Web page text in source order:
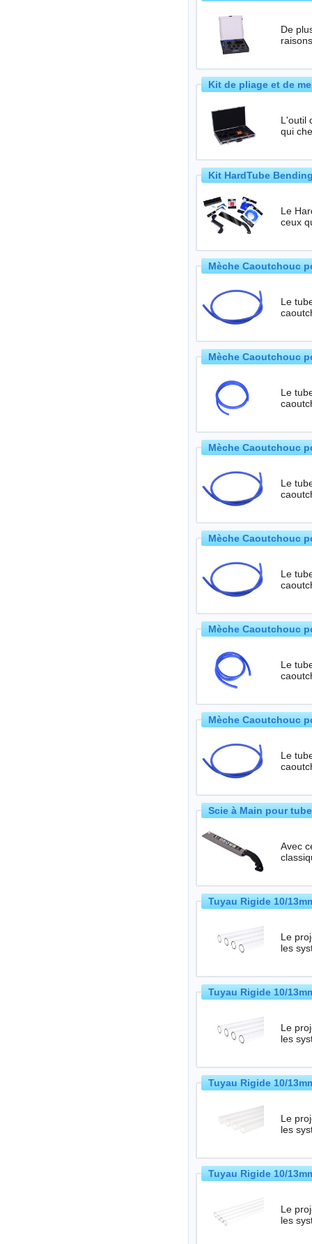
De
Kit de pliage et de
L'outil
qui
Kit HardTube
Le
Mèche Caoutchouc
Le
Mèche Caoutchouc
Le
Mèche Caoutchouc
Le
Mèche Caoutchouc
Le
Mèche Caoutchouc
Le
Mèche Caoutchouc
Le
Scie à Main pour
Avec
Tuyau Rigide 10/
Le projet
les
Tuyau Rigide 10/
Le projet
les
Tuyau Rigide 10/
Le projet
les
Tuyau Rigide 10/
Le projet
les